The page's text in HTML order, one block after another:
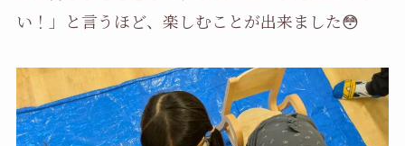
い！」と言うほど、楽しむことが出来ました😳